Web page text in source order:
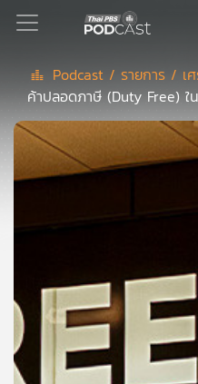
Podcast
เพล
ย์
เพล
ย์
ลิ
สต์
Podcast / รายการ / เ
ค้าปลอดภาษี (Duty Free)